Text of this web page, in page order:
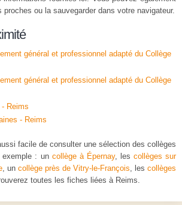
proches ou la sauvegarder dans votre navigateur.
général et professionnel adapté du Collège
général et professionnel adapté du Collège
Reims
- Reims
facile de consulter une sélection des collèges
exemple : un collège à Épernay, les collèges sur
, un collège près de Vitry-le-François, les collèges
toutes les fiches liées à Reims.